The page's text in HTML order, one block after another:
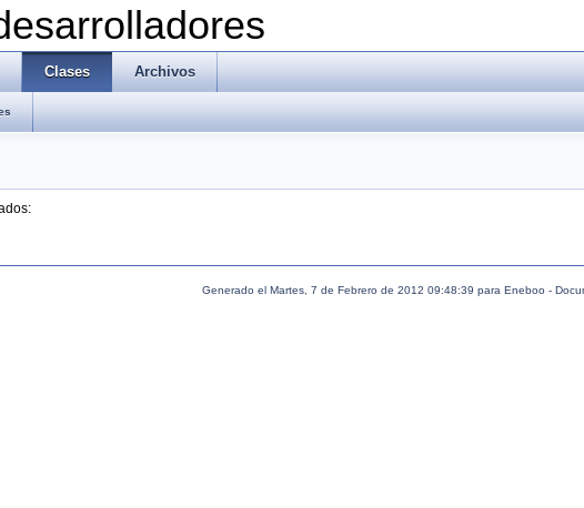
Clases Archivos
Generado el Martes, 7 de Febrero de 2012 09:48:39 para Eneboo -